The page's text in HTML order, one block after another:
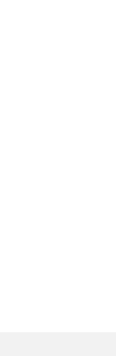
ძილის
ვარჯიშის
რადგან